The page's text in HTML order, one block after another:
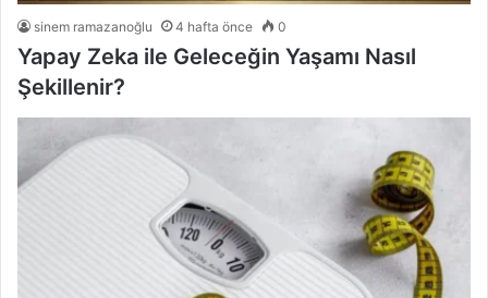
sinem ramazanoğlu 4 hafta önce 0
Yapay Zeka ile Geleceğin Yaşamı Nasıl
Şekillenir?